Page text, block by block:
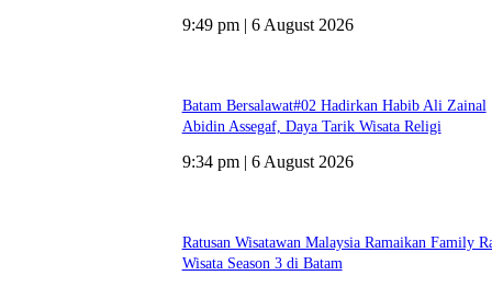
9:49 pm | 6 August 2026
Batam Bersalawat#02 Hadirkan Habib Ali Zainal
Abidin Assegaf, Daya Tarik Wisata Religi
9:34 pm | 6 August 2026
Ratusan Wisatawan Malaysia Ramaikan Family
Wisata Season 3 di Batam